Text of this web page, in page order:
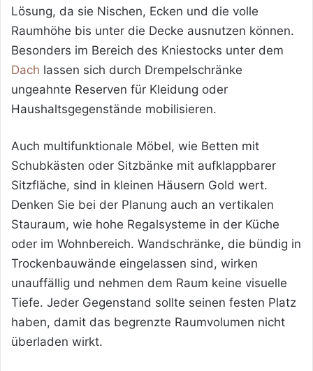
Lösung, da sie Nischen, Ecken und die volle
Raumhöhe bis unter die Decke ausnutzen können.
Besonders im Bereich des Kniestocks unter dem
Dach lassen sich durch Drempelschränke
ungeahnte Reserven für Kleidung oder
Haushaltsgegenstände mobilisieren.
Auch multifunktionale Möbel, wie Betten mit
Schubkästen oder Sitzbänke mit aufklappbarer
Sitzfläche, sind in kleinen Häusern Gold wert.
Denken Sie bei der Planung auch an vertikalen
Stauraum, wie hohe Regalsysteme in der Küche
oder im Wohnbereich. Wandschränke, die bündig in
Trockenbauwände eingelassen sind, wirken
unauffällig und nehmen dem Raum keine visuelle
Tiefe. Jeder Gegenstand sollte seinen festen Platz
haben, damit das begrenzte Raumvolumen nicht
überladen wirkt.